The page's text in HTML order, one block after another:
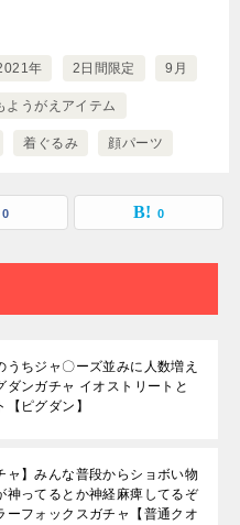
年 2日間限定 9月
ようがえアイテム
着ぐるみ 顔パーツ
0 0
うちジャ〇ーズ並みに人数増え
ンガチャ イオストリートと
ピグダン】
ャ】みんな普段からショボい物
神ってるとか神経麻痺してるぞ
フォックスガチャ【普通クオ